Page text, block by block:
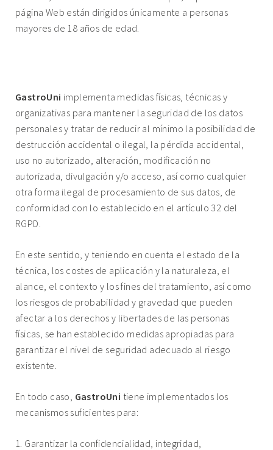
página Web están dirigidos únicamente a personas
mayores de 18 años de edad.
GastroUni implementa medidas físicas, técnicas y
organizativas para mantener la seguridad de los datos
personales y tratar de reducir al mínimo la posibilidad de
destrucción accidental o ilegal, la pérdida accidental,
uso no autorizado, alteración, modificación no
autorizada, divulgación y/o acceso, así como cualquier
otra forma ilegal de procesamiento de sus datos, de
conformidad con lo establecido en el artículo 32 del
RGPD.
En este sentido, y teniendo en cuenta el estado de la
técnica, los costes de aplicación y la naturaleza, el
alance, el contexto y los fines del tratamiento, así como
los riesgos de probabilidad y gravedad que pueden
afectar a los derechos y libertades de las personas
físicas, se han establecido medidas apropiadas para
garantizar el nivel de seguridad adecuado al riesgo
existente.
En todo caso, GastroUni tiene implementados los
mecanismos suficientes para:
1. Garantizar la confidencialidad, integridad,